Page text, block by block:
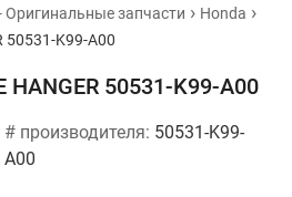
Оригинальные запчасти
Honda
50531-K99-A00
HANGER 50531-K99-A00
# производителя: 50531-K99-
A00